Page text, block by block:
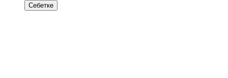
Себетке